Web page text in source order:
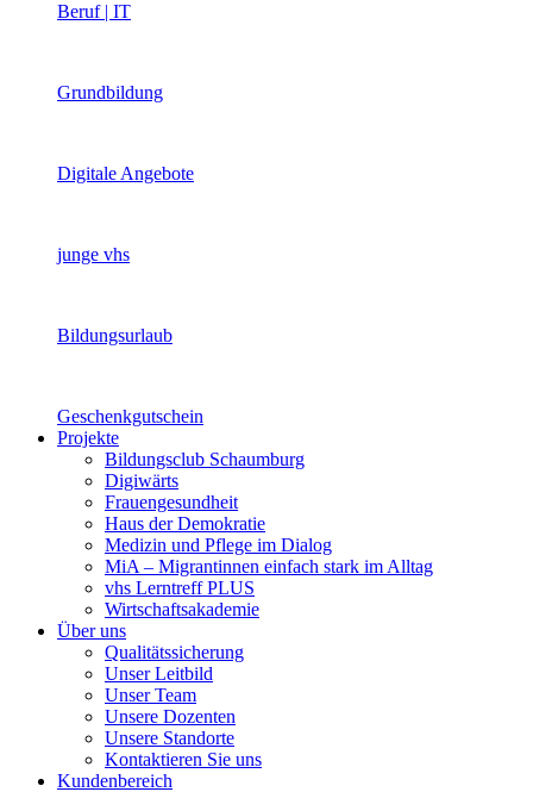
Beruf | IT
Grundbildung
Digitale Angebote
junge vhs
Bildungsurlaub
Geschenkgutschein
Projekte
Bildungsclub Schaumburg
Digiwärts
Frauengesundheit
Haus der Demokratie
Medizin und Pflege im Dialog
MiA – Migrantinnen einfach stark im Alltag
vhs Lerntreff PLUS
Wirtschaftsakademie
Über uns
Qualitätssicherung
Unser Leitbild
Unser Team
Unsere Dozenten
Unsere Standorte
Kontaktieren Sie uns
Kundenbereich